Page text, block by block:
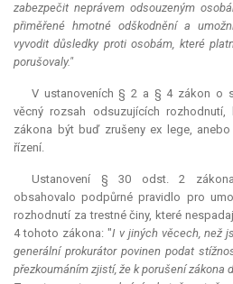
zabezpečit neprávem odsouzeným
přiměřené hmotné odškodnění a
vyvodit důsledky proti osobám, které
porušovaly."
V ustanoveních § 2 a § 4 zákon o
věcný rozsah odsuzujících
zákona být buď zrušeny ex lege, anebo
řízení.
Ustanovení § 30 odst. 2
obsahovalo podpůrné pravidlo pro
rozhodnutí za trestné činy, které
4 tohoto zákona: "I v jiných věcech, než
generální prokurátor povinen podat
přezkoumáním zjistí, že k porušení zákona